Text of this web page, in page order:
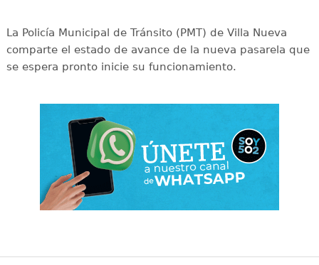
La Policía Municipal de Tránsito (PMT) de Villa Nueva
comparte el estado de avance de la nueva pasarela que
se espera pronto inicie su funcionamiento.